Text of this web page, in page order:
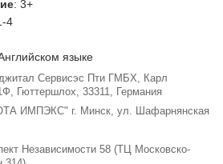
: 3+
4
языке
Сервисэс Пти ГМБХ, Карл
Гюттершлох, 33311, Германия
ИМПЭКС" г. Минск, ул. Шафарнянская
Независимости 58 (ТЦ Московско-